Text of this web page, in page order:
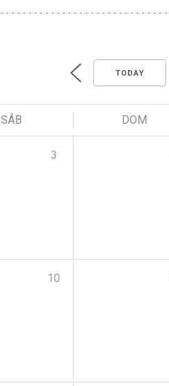
TODAY
SÁB DOM
3
10